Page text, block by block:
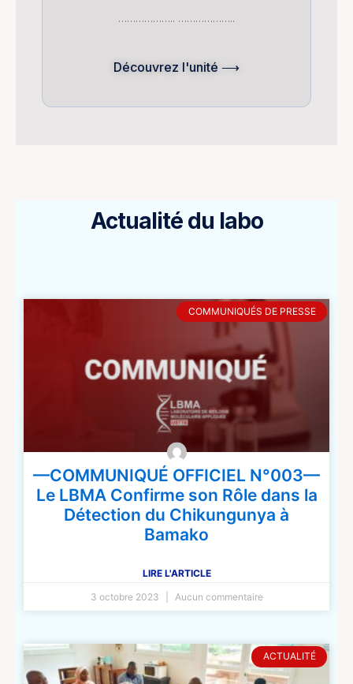
……………….. ………………..
Découvrez l'unité ⟶
Actualité du labo
COMMUNIQUÉS DE PRESSE
—COMMUNIQUÉ OFFICIEL N°003—
Le LBMA Confirme son Rôle dans la
Détection du Chikungunya à
Bamako
LIRE L'ARTICLE
3 octobre 2023
Aucun commentaire
ACTUALITÉ